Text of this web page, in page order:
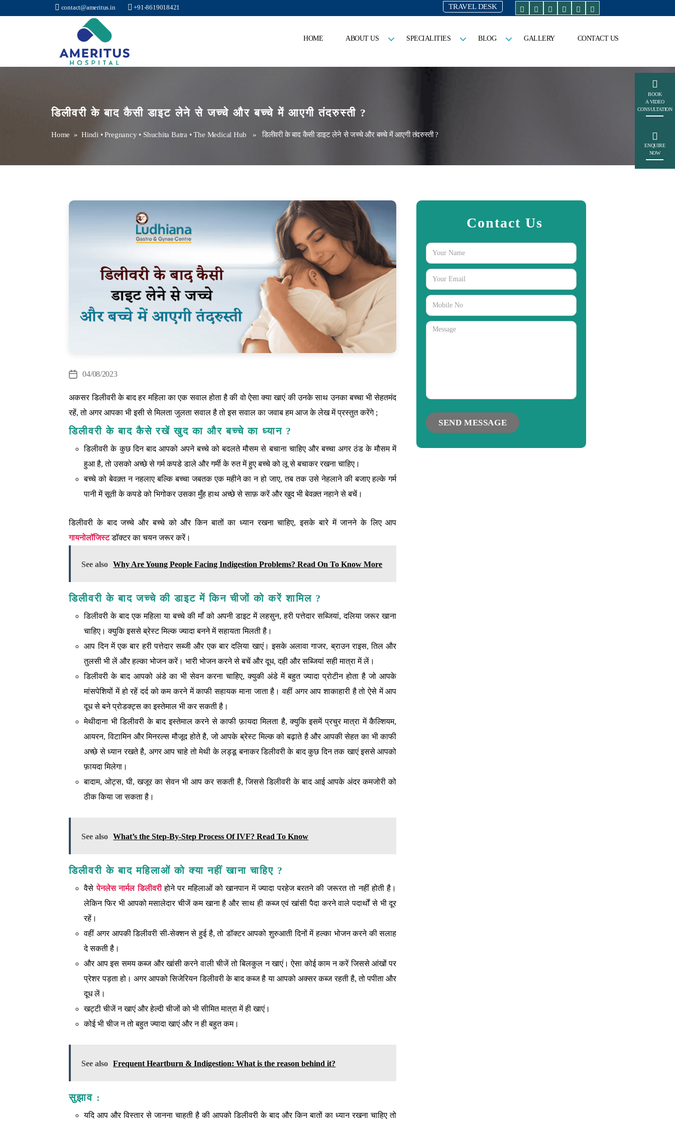
contact@ameritus.in +91-8619018421 TRAVEL DESK
HOME ABOUT US SPECIALITIES BLOG GALLERY CONTACT US
डिलीवरी के बाद कैसी डाइट लेने से जच्चे और बच्चे में आएगी तंदरुस्ती ?
Home »Hindi •Pregnancy • Shuchita Batra •The Medical Hub » डिलीवरी के बाद कैसी डाइट लेने से जच्चे और बच्चे में आएगी तंदरुस्ती ?
Post04/08/2023
अकसर डिलीवरी के बाद हर महिला का एक सवाल होता है की वो ऐसा क्या खाएं की उनके साथ उनका बच्चा भी सेहतमंद
रहें, तो अगर आपका भी इसी से मिलता जुलता सवाल है तो इस सवाल का जवाब हम आज के लेख में प्रस्तुत करेंगे ;
डिलीवरी के बाद कैसे रखें खुद का और बच्चे का ध्यान ?
डिलीवरी के कुछ दिन बाद आपको अपने बच्चे को बदलते मौसम से बचाना चाहिए और बच्चा अगर ठंड के मौसम में
हुआ है, तो उसको अच्छे से गर्म कपडे डाले और गर्मी के रुत में हुए बच्चे को लू से बचाकर रखना चाहिए।
बच्चे को बेवक़्त न नहलाए बल्कि बच्चा जबतक एक महीने का न हो जाए, तब तक उसे नेहलाने की बजाए हल्के गर्म
पानी में सूती के कपडे को भिगोकर उसका मुँह हाथ अच्छे से साफ़ करें और खुद भी बेवक़्त नहाने से बचें।
डिलीवरी के बाद जच्चे और बच्चे को और किन बातों का ध्यान रखना चाहिए, इसके बारे में जानने के लिए आप
गायनोलॉजिस्टडॉक्टर का चयन जरूर करें।
See also Why Are Young People Facing Indigestion Problems? Read On To Know More
डिलीवरी के बाद जच्चे की डाइट में किन चीजों को करें शामिल ?
डिलीवरी के बाद एक महिला या बच्चे की माँ को अपनी डाइट में लहसुन, हरी पत्तेदार सब्जियां, दलिया जरूर खाना
चाहिए। क्युकि इससे ब्रेस्‍ट मिल्‍क ज्‍यादा बनने में सहायता मिलती है।
आप दिन में एक बार हरी पत्तेदार सब्‍जी और एक बार दलिया खाएं। इसके अलावा गाजर, ब्राउन राइस, तिल और
तुलसी भी लें और हल्‍का भोजन करें। भारी भोजन करने से बचें और दूध, दही और सब्जियां सही मात्रा में लें।
डिलीवरी के बाद आपको अंडे का भी सेवन करना चाहिए, क्युकी अंडे में बहुत ज्यादा प्रोटीन होता है जो आपके
मांसपेशियों में हो रहें दर्द को कम करने में काफी सहायक माना जाता है। वहीं अगर आप शाकाहारी है तो ऐसे में आप
दूध से बने प्रोडक्ट्स का इस्तेमाल भी कर सकती है।
मेथीदाना भी डिलीवरी के बाद इस्तेमाल करने से काफी फ़ायदा मिलता है, क्युकि इसमें प्रचुर मात्रा में कैल्शियम,
आयरन, विटामिन और मिनरल्स मौजूद होते है, जो आपके ब्रेस्ट मिल्क को बढ़ाते है और आपकी सेहत का भी काफी
अच्छे से ध्यान रखते है, अगर आप चाहे तो मेथी के लड्डू बनाकर डिलीवरी के बाद कुछ दिन तक खाएं इससे आपको
फ़ायदा मिलेगा।
बादाम, ओट्स, घी, खजूर का सेवन भी आप कर सकती है, जिससे डिलीवरी के बाद आई आपके अंदर कमजोरी को
ठीक किया जा सकता है।
See also What’s the Step-By-Step Process Of IVF? Read To Know
डिलीवरी के बाद महिलाओं को क्या नहीं खाना चाहिए ?
वैसे पेनलेस नार्मल डिलीवरीहोने पर महिलाओं को खानपान में ज्‍यादा परहेज बरतने की जरूरत तो नहीं होती है।
लेकिन फिर भी आपको मसालेदार चीजें कम खाना है और साथ ही कब्‍ज एवं खांसी पैदा करने वाले पदार्थों से भी दूर
रहें।
वहीं अगर आपकी डिलीवरी सी-सेक्‍शन से हुई है, तो डॉक्‍टर आपको शुरुआती दिनों में हल्‍का भोजन करने की सलाह
दे सकती है।
और आप इस समय कब्‍ज और खांसी करने वाली चीजें तो बिलकुल न खाएं। ऐसा कोई काम न करें जिससे आंखों पर
प्रेशर पड़ता हो। अगर आपको सिजेरियन डिलीवरी के बाद कब्‍ज है या आपको अक्‍सर कब्‍ज रहती है, तो पपीता और
दूध लें।
खट्टी चीजें न खाएं और हेल्‍दी चीजों को भी सीमित मात्रा में ही खाएं।
कोई भी चीज न तो बहुत ज्‍यादा खाएं और न ही बहुत कम।
See also Frequent Heartburn & Indigestion: What is the reason behind it?
सुझाव :
यदि आप और विस्तार से जानना चाहती है की आपको डिलीवरी के बाद और किन बातों का ध्यान रखना चाहिए तो
Contact Us
BOOK
A VIDEO
CONSULTATION
ENQUIRE
NOW